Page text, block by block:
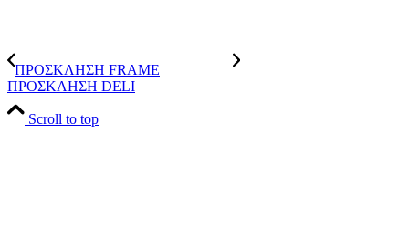
ΠΡΟΣΚΛΗΣΗ FRAME
ΠΡΟΣΚΛΗΣΗ DELI
Scroll to top